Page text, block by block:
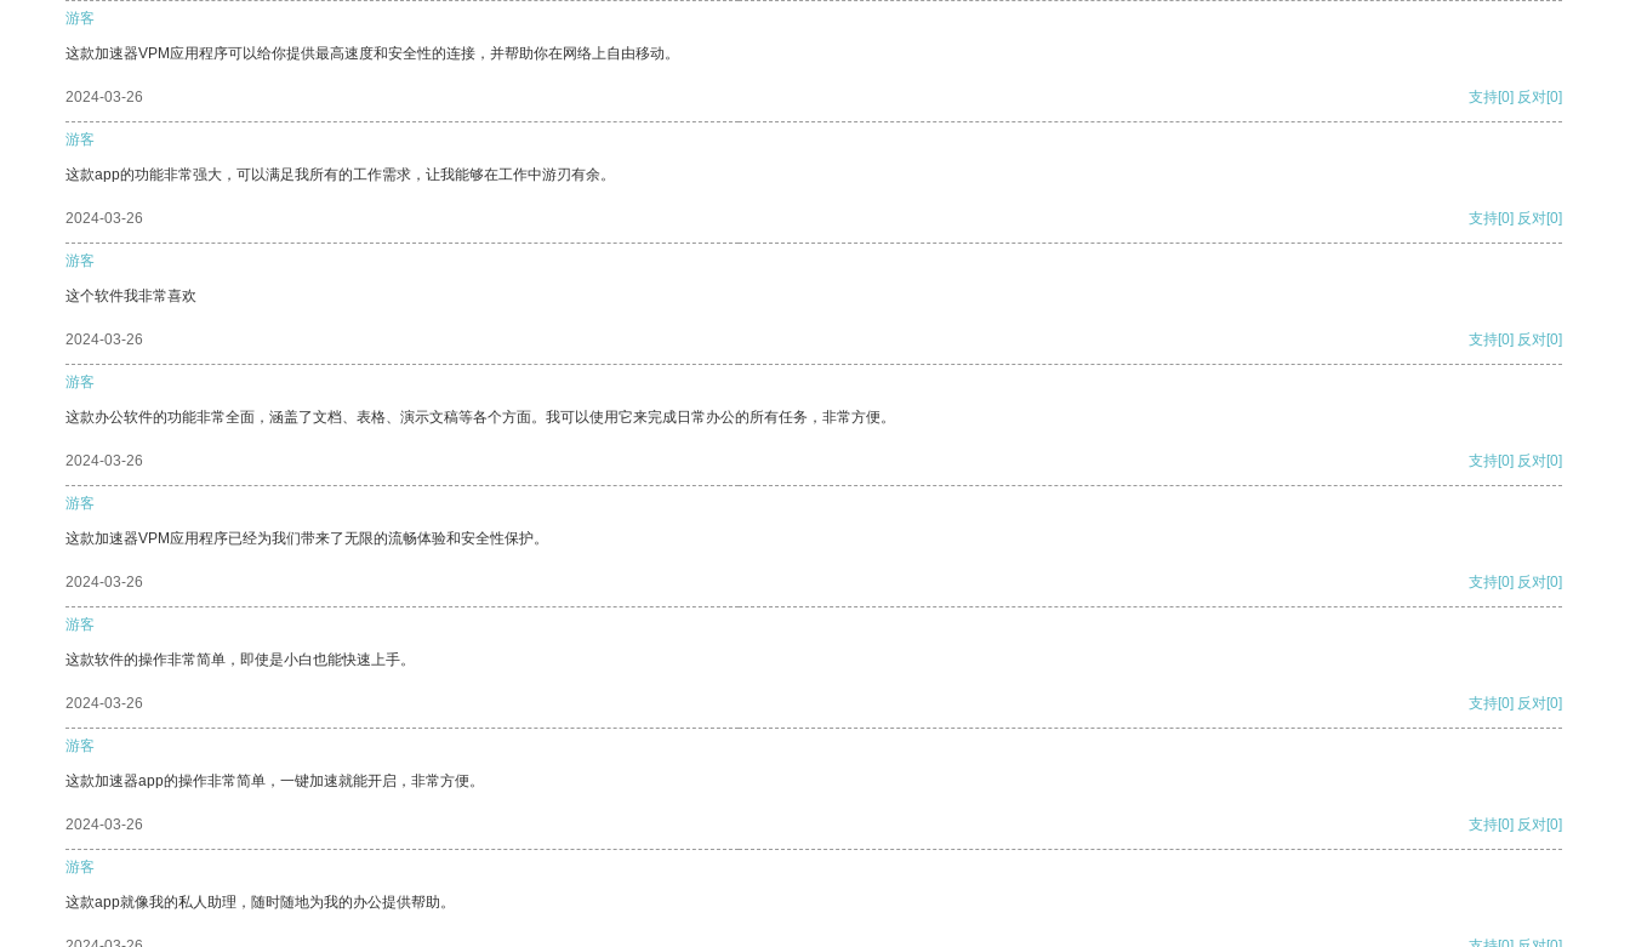
游客
这款加速器VPM应用程序可以给你提供最高速度和安全性的连接，并帮助你在网络上自由移动。
2024-03-26 支持[0] 反对[0]
游客
这款app的功能非常强大，可以满足我所有的工作需求，让我能够在工作中游刃有余。
2024-03-26 支持[0] 反对[0]
游客
这个软件我非常喜欢
2024-03-26 支持[0] 反对[0]
游客
这款办公软件的功能非常全面，涵盖了文档、表格、演示文稿等各个方面。我可以使用它来完成日常办公的所有任务，非常方便。
2024-03-26 支持[0] 反对[0]
游客
这款加速器VPM应用程序已经为我们带来了无限的流畅体验和安全性保护。
2024-03-26 支持[0] 反对[0]
游客
这款软件的操作非常简单，即使是小白也能快速上手。
2024-03-26 支持[0] 反对[0]
游客
这款加速器app的操作非常简单，一键加速就能开启，非常方便。
2024-03-26 支持[0] 反对[0]
游客
这款app就像我的私人助理，随时随地为我的办公提供帮助。